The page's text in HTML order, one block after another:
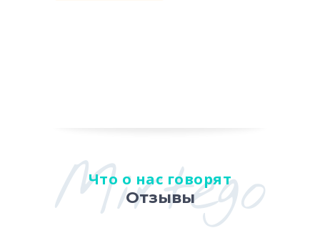
Mirtego
Что о нас говорят
Отзывы